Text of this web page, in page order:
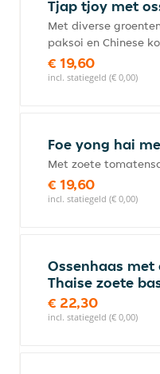
Tjap tjoy met
Met diverse
paksoi en Chinese
€ 19,60
incl. statiegeld (€ 0,00)
Foe yong hai
Met zoete
€ 19,60
incl. statiegeld (€ 0,00)
Ossenhaas
Thaise zoete
€ 22,30
incl. statiegeld (€ 0,00)